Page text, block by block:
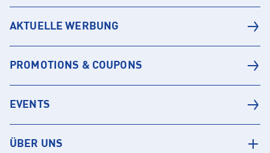
AKTUELLE WERBUNG
PROMOTIONS & COUPONS
EVENTS
ÜBER UNS